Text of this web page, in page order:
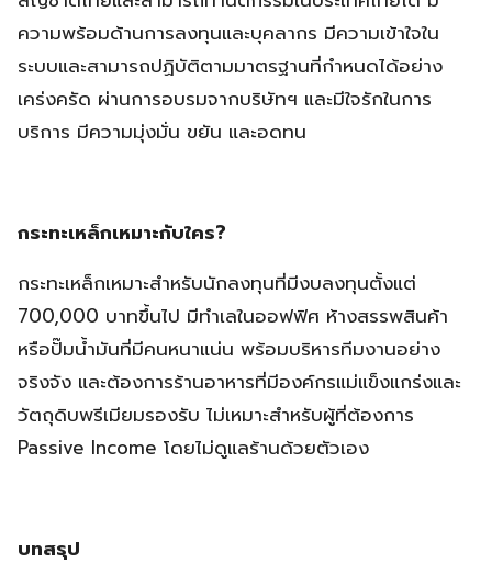
ความพร้อมด้านการลงทุนและบุคลากร มีความเข้าใจใน
ระบบและสามารถปฏิบัติตามมาตรฐานที่กำหนดได้อย่าง
เคร่งครัด ผ่านการอบรมจากบริษัทฯ และมีใจรักในการ
บริการ มีความมุ่งมั่น ขยัน และอดทน
กระทะเหล็กเหมาะกับใคร?
กระทะเหล็กเหมาะสำหรับนักลงทุนที่มีงบลงทุนตั้งแต่
700,000 บาทขึ้นไป มีทำเลในออฟฟิศ ห้างสรรพสินค้า
หรือปั๊มน้ำมันที่มีคนหนาแน่น พร้อมบริหารทีมงานอย่าง
จริงจัง และต้องการร้านอาหารที่มีองค์กรแม่แข็งแกร่งและ
วัตถุดิบพรีเมียมรองรับ ไม่เหมาะสำหรับผู้ที่ต้องการ
Passive Income โดยไม่ดูแลร้านด้วยตัวเอง
บทสรุป